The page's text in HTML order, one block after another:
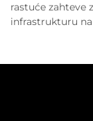
rastuće zahteve
infrastrukturu